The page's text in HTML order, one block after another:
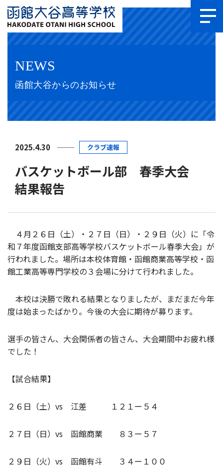
NEWS
函館大谷からのお知らせ
2025.4.30 クラブ速報
バスケットボール部 春季大会
結果報告
４月２６日（土）・２７日（日）・２９日（火）に「令
和７年度函館支部高等学校バスケットボール春季大会」が
行われました。場所は本校体育館・函館商業高等学校・函
館工業高等専門学校の３会場に分けて行われました。
本校は決勝で敗れる結果となりましたが、まだまだ今年
度は始まったばかり。今後の大会に期待が募ります。
選手の皆さん、大会関係者の皆さん、大会期間中お疲れ様
でした！
【試合結果】
２６日（土）vs 江差 １２１ー５４
２７日（日）vs 函館商業 ８３ー５７
２９日（火）vs 函館有斗 ３４ー１００